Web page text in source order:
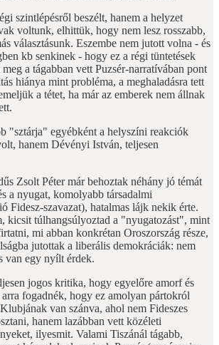
szintlépésről beszélt, hanem a helyzet
voltunk, elhittük, hogy nem lesz rosszabb,
választásunk. Eszembe nem jutott volna - és
kb senkinek - hogy ez a régi tüntetések
a tágabban vett Puzsér-narratívában pont
hiánya mint probléma, a meghaladásra tett
a tétet, ha már az emberek nem állnak
"sztárja" egyébként a helyszíni reakciók
hanem Dévényi István, teljesen
Zsolt Péter már behoztak néhány jó témát
a nyugat, komolyabb társadalmi
Fidesz-szavazat), hatalmas lájk nekik érte.
kicsit túlhangsúlyoztad a "nyugatozást", mint
mi abban konkrétan Oroszország része,
jutottak a liberális demokráciák: nem
van egy nyílt érdek.
jogos kritika, hogy egyelőre amorf és
arra fogadnék, hogy ez amolyan pártokról
van szánva, ahol nem Fideszes
hanem lazábban vett közéleti
ilyesmit. Valami Tiszánál tágabb,